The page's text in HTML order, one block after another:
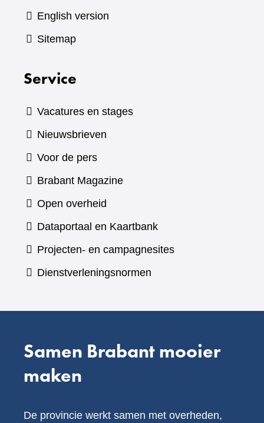
English version
Sitemap
Service
Vacatures en stages
Nieuwsbrieven
Voor de pers
Brabant Magazine(verwijst
andere
website)
Open overheid
Dataportaal en Kaartbank(verwijst
naar
Projecten- en campagnesites
Dienstverleningsnormen
Samen Brabant mooier
maken
De provincie werkt samen met overheden,